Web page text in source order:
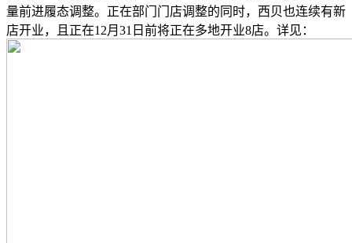
量前进履态调整。正在部门门店调整的同时，西贝也连续有新
店开业，且正在12月31日前将正在多地开业8店。详见：